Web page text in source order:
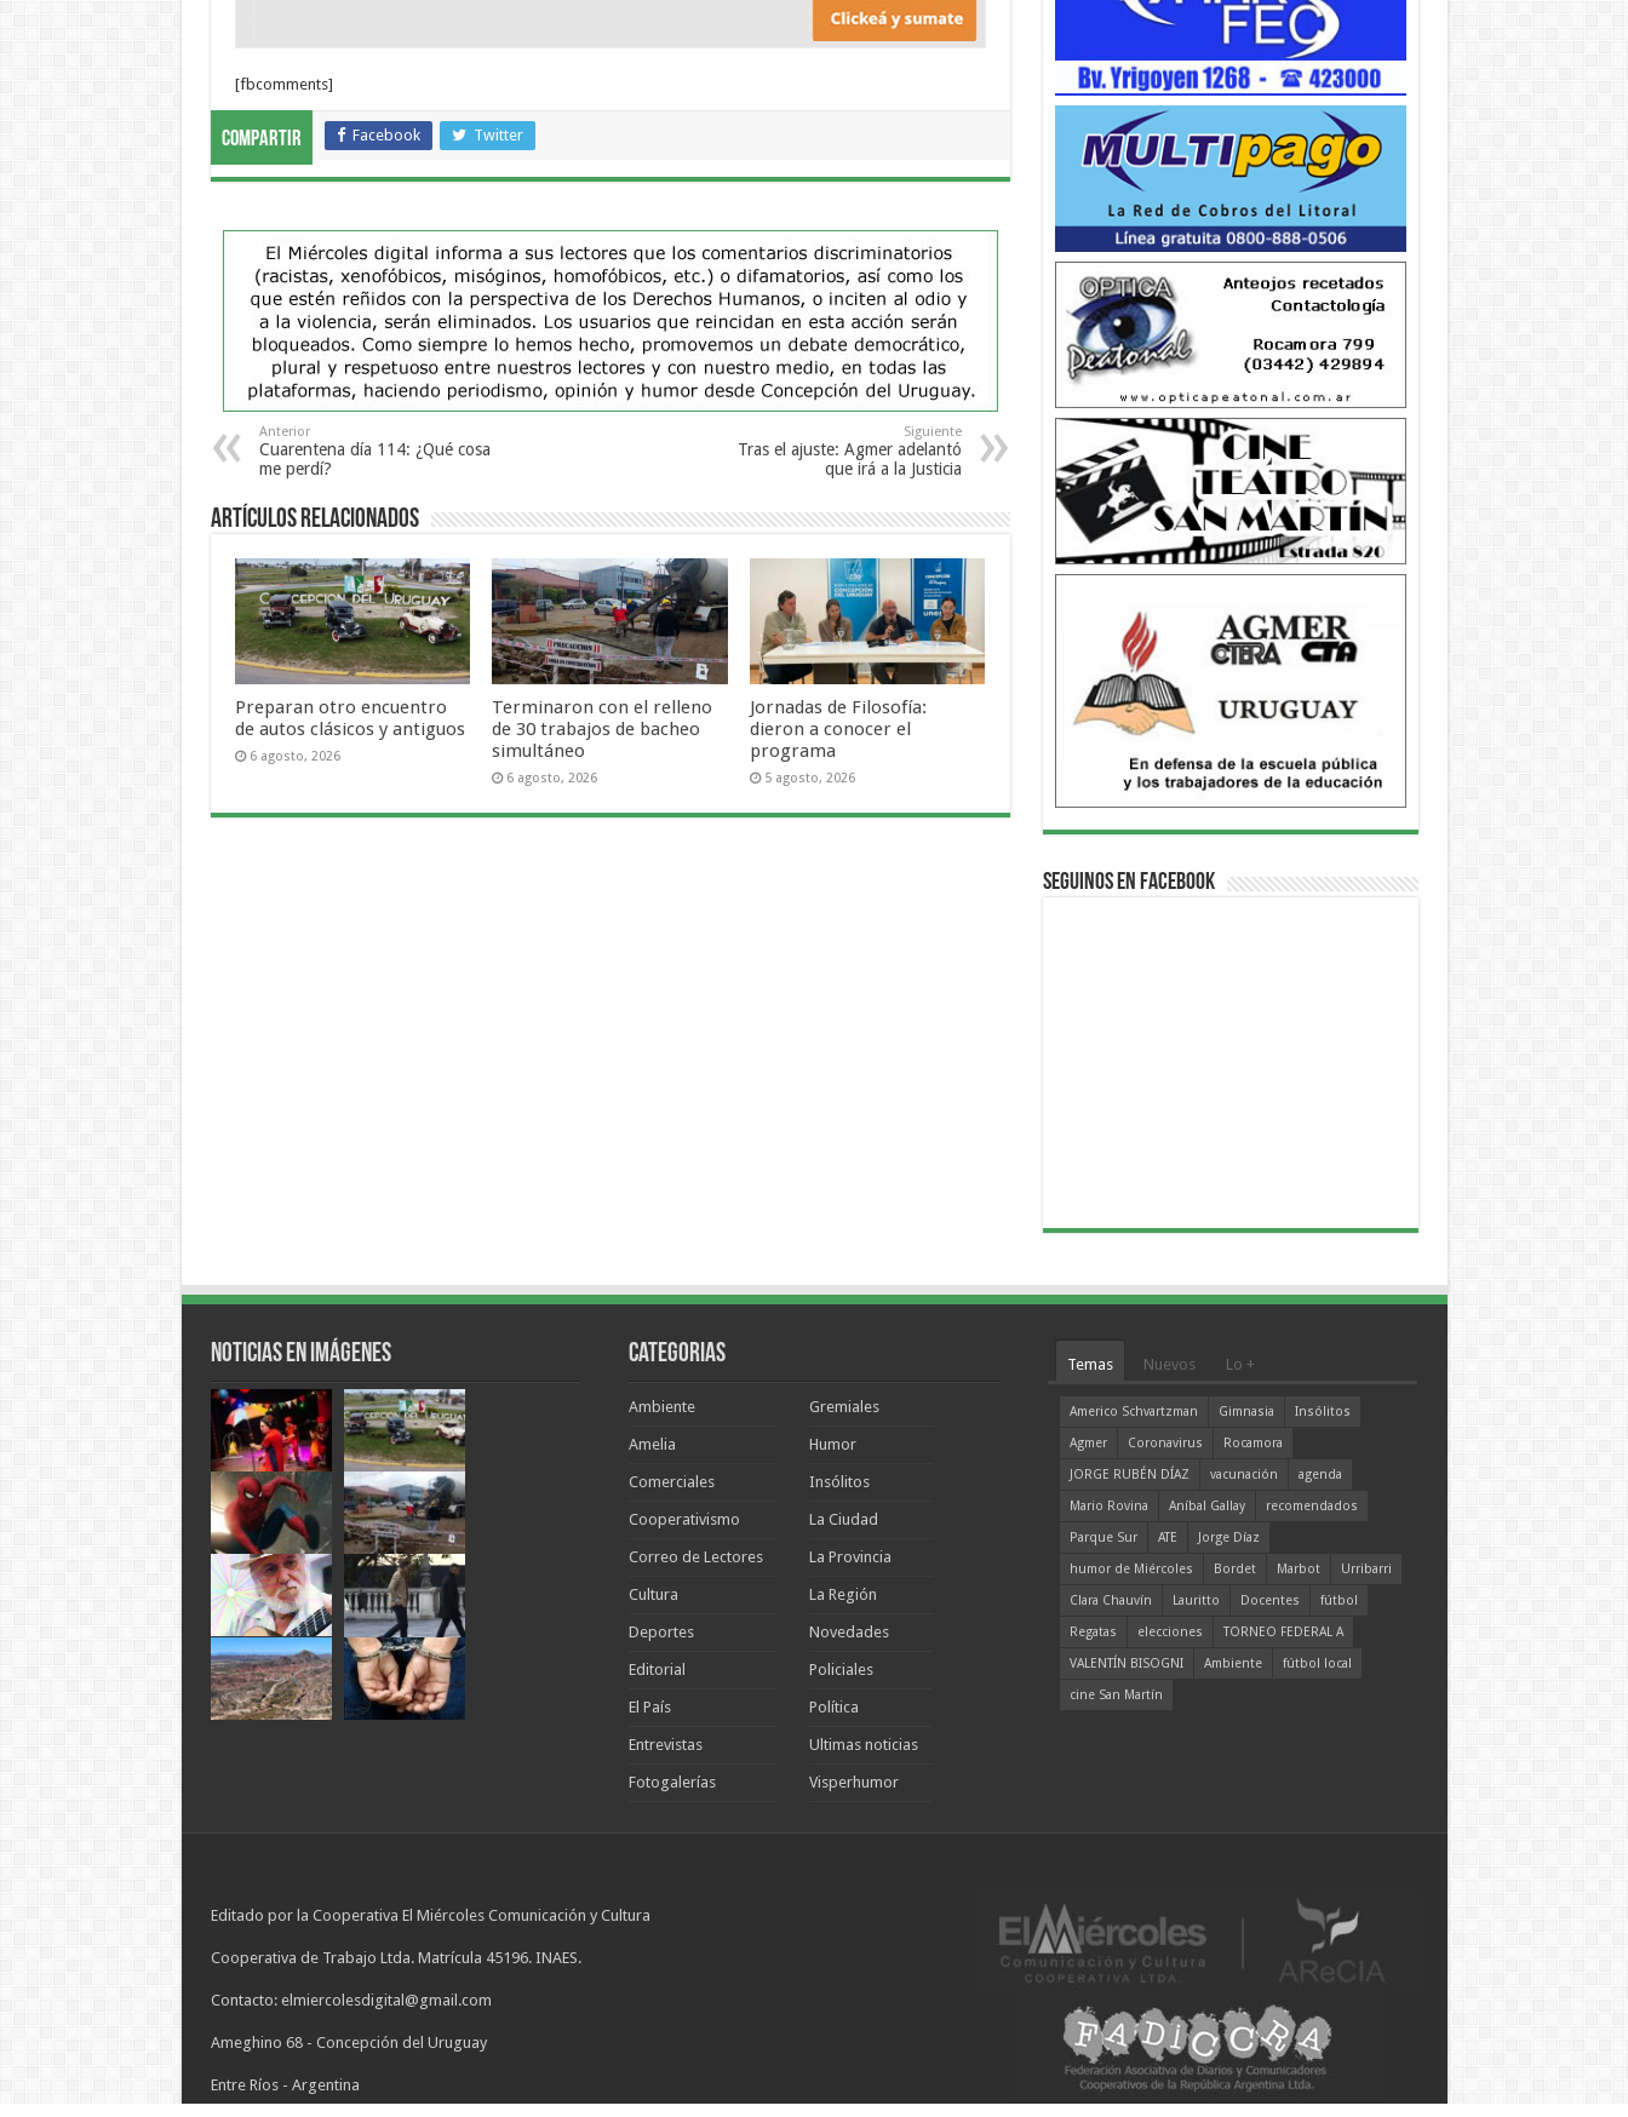
[fbcomments]
Compartir Facebook Twitter
Anterior
Cuarentena día 114: ¿Qué cosa
me perdí?
Siguiente
Tras el ajuste: Agmer adelantó
que irá a la Justicia
Artículos Relacionados
Preparan otro encuentro
de autos clásicos y antiguos
6 agosto, 2026
Terminaron con el relleno
de 30 trabajos de bacheo
simultáneo
6 agosto, 2026
Jornadas de Filosofía:
dieron a conocer el
programa
5 agosto, 2026
Seguinos en Facebook
Noticias en Imágenes Categorias
Ambiente
Amelia
Comerciales
Cooperativismo
Correo de Lectores
Cultura
Deportes
Editorial
El País
Entrevistas
Fotogalerías
Gremiales
Humor
Insólitos
La Ciudad
La Provincia
La Región
Novedades
Policiales
Política
Ultimas noticias
Visperhumor
Temas Nuevos Lo +
Americo Schvartzman Gimnasia
Insólitos
Agmer
Coronavirus
Rocamora
JORGE RUBÉN DÍAZ
vacunación
agenda
Mario Rovina
Aníbal Gallay
recomendados
Parque Sur
ATE
Jorge Díaz
humor de Miércoles
Bordet Marbot
Urribarri
Clara Chauvín
Lauritto Docentes
fútbol
Regatas
elecciones
TORNEO FEDERAL A
VALENTÍN BISOGNI
Ambiente
fútbol local
cine San Martín
Editado por la Cooperativa El Miércoles Comunicación y Cultura
Cooperativa de Trabajo Ltda. Matrícula 45196. INAES.
Contacto: elmiercolesdigital@gmail.com
Ameghino 68 - Concepción del Uruguay
Entre Ríos - Argentina